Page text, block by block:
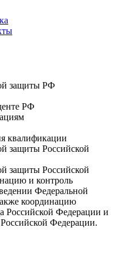
защиты РФ
РФ
квалификации
защиты Российской
защиты Российской
и контроль
Федеральной
координацию
Российской Федерации и
Федерации.